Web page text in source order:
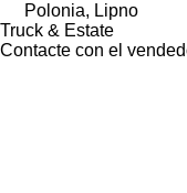
Polonia, Lipno
Truck & Estate
Contacte con el